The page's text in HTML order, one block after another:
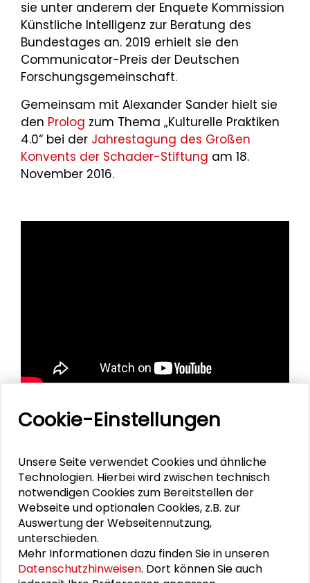
sie unter anderem der Enquete Kommission
Künstliche Intelligenz zur Beratung des
Bundestages an. 2019 erhielt sie den
Communicator-Preis der Deutschen
Forschungsgemeinschaft.
Gemeinsam mit Alexander Sander hielt sie
den Prolog zum Thema „Kulturelle Praktiken
4.0“ bei der Jahrestagung des Großen
Konvents der Schader-Stiftung am 18.
November 2016.
Personen im Kontext
Anke Domscheit-Berg
Claus Leggewie
Alexander Sander
Cookie-Einstellungen
Unsere Seite verwendet Cookies und ähnliche
Technologien. Hierbei wird zwischen technisch
notwendigen Cookies zum Bereitstellen der
Webseite und optionalen Cookies, z.B. zur
Auswertung der Webseitennutzung,
unterschieden.
Mehr Informationen dazu finden Sie in unseren
Datenschutzhinweisen. Dort können Sie auch